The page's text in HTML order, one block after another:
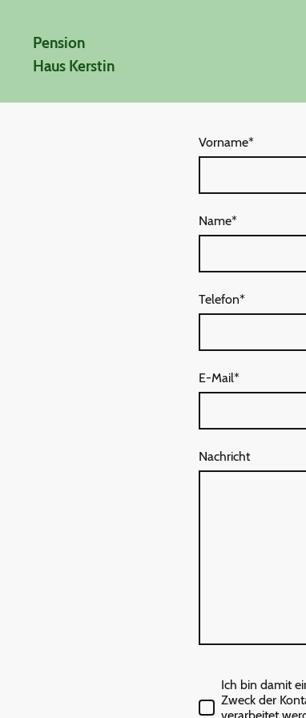
Pension
Haus Kerstin
Vorname*
Name*
Telefon*
E-Mail*
Nachricht
Ich bin damit
Zweck der